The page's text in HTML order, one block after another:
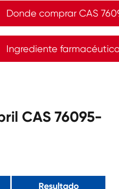
Donde comprar CAS
Ingrediente
CAS 76095-
Resultado